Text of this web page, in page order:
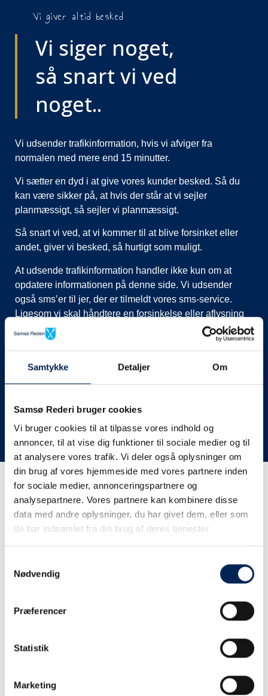
Samtykke Detaljer Om
Samsø Rederi bruger cookies
Vi bruger cookies til at tilpasse vores indhold og
annoncer, til at vise dig funktioner til sociale medier og til
at analysere vores trafik. Vi deler også oplysninger om
din brug af vores hjemmeside med vores partnere inden
for sociale medier, annonceringspartnere og
analysepartnere. Vores partnere kan kombinere disse
data med andre oplysninger, du har givet dem, eller som
de har indsamlet fra din brug af deres tjenester.
Nødvendig
Præferencer
Statistik
Marketing
Vi giver altid besked
Vi siger noget,
så snart vi ved
noget..
Vi udsender trafikinformation, hvis vi afviger fra
normalen med mere end 15 minutter.
Vi sætter en dyd i at give vores kunder besked. Så du
kan være sikker på, at hvis der står at vi sejler
planmæssigt, så sejler vi planmæssigt.
Så snart vi ved, at vi kommer til at blive forsinket eller
andet, giver vi besked, så hurtigt som muligt.
At udsende trafikinformation handler ikke kun om at
opdatere informationen på denne side. Vi udsender
også sms’er til jer, der er tilmeldt vores sms-service.
Ligesom vi skal håndtere en forsinkelse eller aflysning
ved at lukke afgange i vores system, evt. flytte kunder til
nye afgange, ringe til vognmænd der skal have flyttet
her på siden og ikke ringe eller skrive til os, da vi ikke
har mere at fortælle end I kan læse her.
Vi takker for jeres forståelse.
Få trafikinformation på
sms
tjekke vores hjemmeside eller ringe til os.